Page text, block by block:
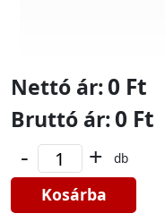
Nettó ár:0 Ft
Bruttó ár:0 Ft
- + db
Kosárba